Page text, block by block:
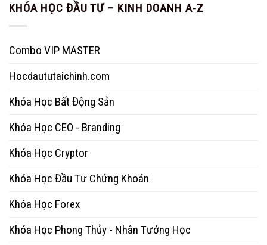
KHÓA HỌC ĐẦU TƯ – KINH DOANH A-Z
Combo VIP MASTER
Hocdaututaichinh.com
Khóa Học Bất Động Sản
Khóa Học CEO - Branding
Khóa Học Cryptor
Khóa Học Đầu Tư Chứng Khoán
Khóa Học Forex
Khóa Học Phong Thủy - Nhân Tướng Học